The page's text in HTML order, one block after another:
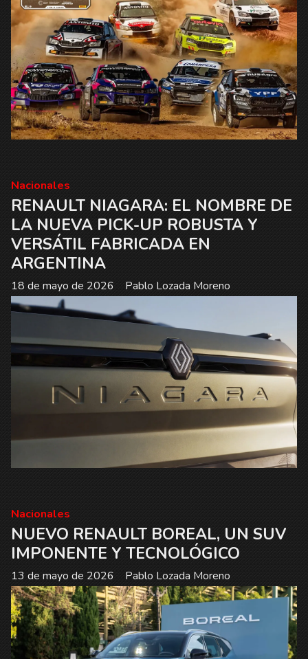
RENAULT NIAGARA: EL NOMBRE DE
LA NUEVA PICK-UP ROBUSTA Y
VERSÁTIL FABRICADA EN
ARGENTINA
Pablo Lozada Moreno
Nacionales
18 de mayo de 2026
NUEVO RENAULT BOREAL, UN SUV
IMPONENTE Y TECNOLÓGICO
Pablo Lozada Moreno
Nacionales
13 de mayo de 2026